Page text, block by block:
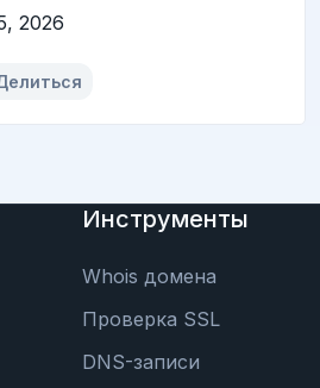
2026
Инструменты
Whois домена
Проверка SSL
DNS-записи